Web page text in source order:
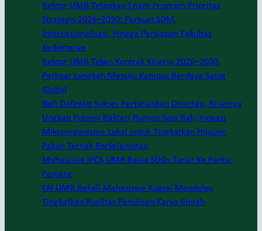
Rektor UMB Tetapkan Enam Program Prioritas
Strategis 2026–2030: Perkuat SDM,
Internasionalisasi, hingga Persiapan Fakultas
Kedokteran
Rektor UMB Teken Kontrak Kinerja 2026–2030,
Perkuat Langkah Menuju Kampus Berdaya Saing
Global
Neli Definiati Sukses Pertahankan Disertasi, Risetnya
Ungkap Potensi Bakteri Rumen Sapi Bali, Inovasi
Mikroorganisme Lokal untuk Tingkatkan Hijauan
Pakan Ternak Berkelanjutan
Mahasiswa IPCS UMB Bawa SDGs Turun Ke Pantai
Panjang
FAI UMB Bekali Mahasiswa Kuasai Mendeley,
Tingkatkan Kualitas Penulisan Karya Ilmiah